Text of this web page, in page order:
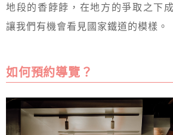
地段的香餑餑，在地方的爭取之下
讓我們有機會看見國家鐵道的模樣。
如何預約導覽？